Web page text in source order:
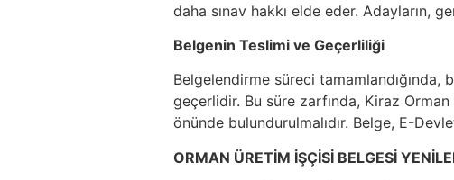
daha sınav hakkı elde eder. Adayların,
Belgenin Teslimi ve Geçerliliği
Belgelendirme süreci tamamlandığında,
geçerlidir. Bu süre zarfında, Kiraz
önünde bulundurulmalıdır. Belge, E-
ORMAN ÜRETİM İŞÇİSİ BELGESİ